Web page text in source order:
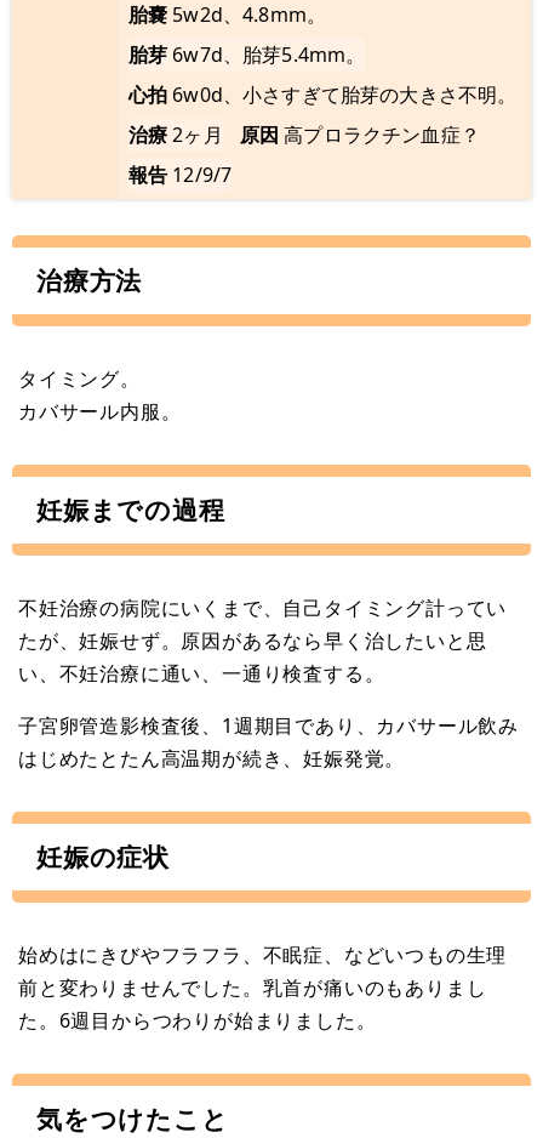
胎嚢 5w2d、4.8mm。
胎芽 6w7d、胎芽5.4mm。
心拍 6w0d、小さすぎて胎芽の大きさ不明。
治療2ヶ月 原因 高プロラクチン血症？
報告 12/9/7
治療方法
タイミング。
カバサール内服。
妊娠までの過程
不妊治療の病院にいくまで、自己タイミング計ってい
たが、妊娠せず。原因があるなら早く治したいと思
い、不妊治療に通い、一通り検査する。
子宮卵管造影検査後、1週期目であり、カバサール飲み
はじめたとたん高温期が続き、妊娠発覚。
妊娠の症状
始めはにきびやフラフラ、不眠症、などいつもの生理
前と変わりませんでした。乳首が痛いのもありまし
た。6週目からつわりが始まりました。
気をつけたこと